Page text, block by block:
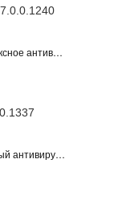
K7 Ultimate Security – комплексное антивирусное решение с функцией резервного копирования. Включает все необходимы компоненты для защиты от интернет-угроз: антивирус, веб-защита, фаервол, контроль устройств и родительский контроль
K7 Total Security – комплексный антивирус класса Internet Security с фаерволом и веб-защитой, который полностью защищает ваш компьютер и личные данные от различных вирусов, онлайн-угроз и уявзимостей